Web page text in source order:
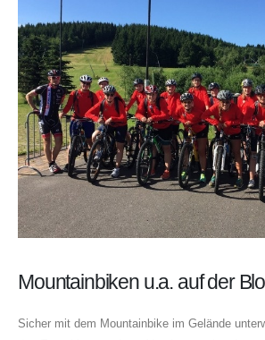
Mountainbiken u.a. auf der
Sicher mit dem Mountainbike im Gelände